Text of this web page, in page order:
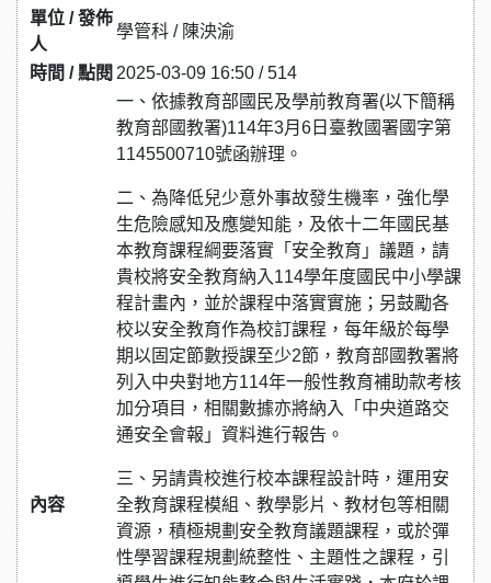
單位 / 發佈
人
學管科 / 陳泱渝
時間 / 點閱 2025-03-09 16:50 / 514
內容
一、依據教育部國民及學前教育署(以下簡稱
教育部國教署)114年3月6日臺教國署國字第
1145500710號函辦理。
二、為降低兒少意外事故發生機率，強化學
生危險感知及應變知能，及依十二年國民基
本教育課程綱要落實「安全教育」議題，請
貴校將安全教育納入114學年度國民中小學課
程計畫內，並於課程中落實實施；另鼓勵各
校以安全教育作為校訂課程，每年級於每學
期以固定節數授課至少2節，教育部國教署將
列入中央對地方114年一般性教育補助款考核
加分項目，相關數據亦將納入「中央道路交
通安全會報」資料進行報告。
三、另請貴校進行校本課程設計時，運用安
全教育課程模組、教學影片、教材包等相關
資源，積極規劃安全教育議題課程，或於彈
性學習課程規劃統整性、主題性之課程，引